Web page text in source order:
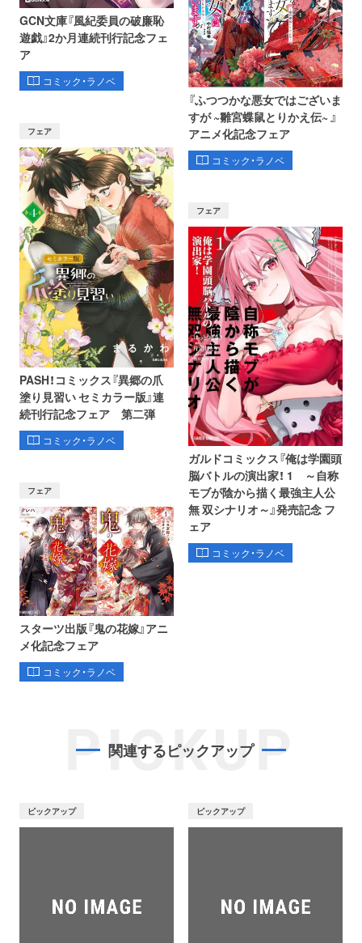
GCN文庫『風紀委員の破廉恥
遊戯』2か月連続刊行記念フェ
ア
コミック・ラノベ
フェア
PASH！コミックス『異郷の爪
塗り見習い セミカラー版』連
続刊行記念フェア 第二弾
コミック・ラノベ
『ふつつかな悪女ではございま
すが ~雛宮蝶鼠とりかえ伝~ 』
アニメ化記念フェア
コミック・ラノベ
フェア
スターツ出版『鬼の花嫁』アニ
メ化記念フェア
コミック・ラノベ
フェア
ガルドコミックス『俺は学園頭
脳バトルの演出家！ 1 ～自称
モブが陰から描く最強主人公
無 双シナリオ～』発売記念 フ
ェア
コミック・ラノベ
PICKUP
関連するピックアップ
ピックアップ ピックアップ
オンライン
書泉ブックタワー